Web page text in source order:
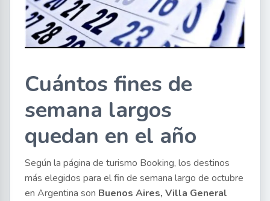
Cuántos fines de
semana largos
quedan en el año
Según la página de turismo Booking, los destinos
más elegidos para el fin de semana largo de octubre
en Argentina son Buenos Aires, Villa General